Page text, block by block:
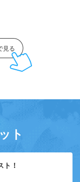
ト
ト！